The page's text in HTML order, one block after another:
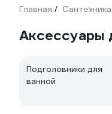
Главная / Сантехника
Аксессуары
Подголовники для
ванной